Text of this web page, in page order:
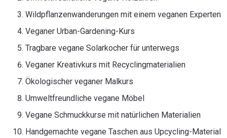
Wildpflanzenwanderungen mit einem veganen Experten
Veganer Urban-Gardening-Kurs
Tragbare vegane Solarkocher für unterwegs
Veganer Kreativkurs mit Recyclingmaterialien
Ökologischer veganer Malkurs
Umweltfreundliche vegane Möbel
Vegane Schmuckkurse mit natürlichen Materialien
Handgemachte vegane Taschen aus Upcycling-Material